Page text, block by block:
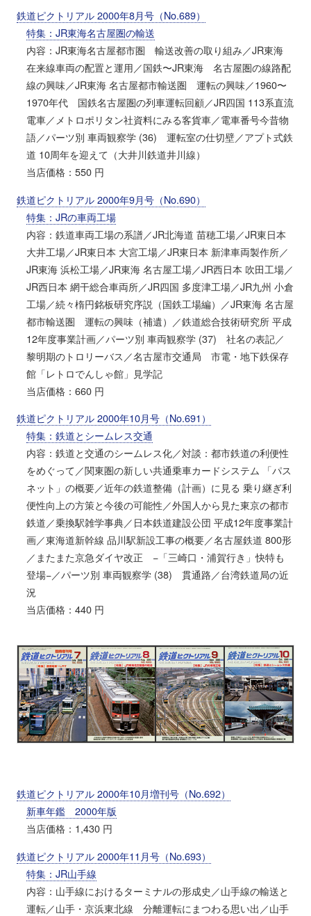
鉄道ピクトリアル 2000年8月号（No.689）
特集：JR東海名古屋圏の輸送
内容：JR東海名古屋都市圏 輸送改善の取り組み／JR東海
在来線車両の配置と運用／国鉄〜JR東海 名古屋圏の線路配
線の興味／JR東海 名古屋都市輸送圏 運転の興味／1960〜
1970年代 国鉄名古屋圏の列車運転回顧／JR四国 113系直流
電車／メトロポリタン社資料にみる客貨車／電車番号今昔物
語／パーツ別 車両観察学 (36) 運転室の仕切壁／アプト式鉄
道 10周年を迎えて（大井川鉄道井川線）
当店価格：550 円
鉄道ピクトリアル 2000年9月号（No.690）
特集：JRの車両工場
内容：鉄道車両工場の系譜／JR北海道 苗穂工場／JR東日本
大井工場／JR東日本 大宮工場／JR東日本 新津車両製作所／
JR東海 浜松工場／JR東海 名古屋工場／JR西日本 吹田工場／
JR西日本 網干総合車両所／JR四国 多度津工場／JR九州 小倉
工場／続々楕円銘板研究序説（国鉄工場編）／JR東海 名古屋
都市輸送圏 運転の興味（補遺）／鉄道総合技術研究所 平成
12年度事業計画／パーツ別 車両観察学 (37) 社名の表記／
黎明期のトロリーバス／名古屋市交通局 市電・地下鉄保存
館「レトロでんしゃ館」見学記
当店価格：660 円
鉄道ピクトリアル 2000年10月号（No.691）
特集：鉄道とシームレス交通
内容：鉄道と交通のシームレス化／対談：都市鉄道の利便性
をめぐって／関東圏の新しい共通乗車カードシステム 「パス
ネット」の概要／近年の鉄道整備（計画）に見る 乗り継ぎ利
便性向上の方策と今後の可能性／外国人から見た東京の都市
鉄道／乗換駅雑学事典／日本鉄道建設公団 平成12年度事業計
画／東海道新幹線 品川駅新設工事の概要／名古屋鉄道 800形
／またまた京急ダイヤ改正 −「三崎口・浦賀行き」快特も
登場−／パーツ別 車両観察学 (38) 貫通路／台湾鉄道局の近
況
当店価格：440 円
鉄道ピクトリアル 2000年10月増刊号（No.692）
新車年鑑 2000年版
当店価格：1,430 円
鉄道ピクトリアル 2000年11月号（No.693）
特集：JR山手線
内容：山手線におけるターミナルの形成史／山手線の輸送と
運転／山手・京浜東北線 分離運転にまつわる思い出／山手